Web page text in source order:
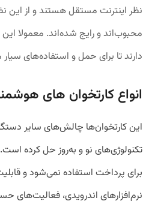
نظر اینترنت مستقل هستند و از این
محبوب‌اند و رایج شده‌اند. معمولا
دارند تا برای حمل و استفاده‌های
انواع کارتخوان های
این کارتخوان‌ها چالش‌های سایر
تکنولوژی‌های نو و به‌روز حل کرده
برای پرداخت استفاده نمی‌شود و
نرم‌افزار‌های اندرویدی، فعالیت‌های